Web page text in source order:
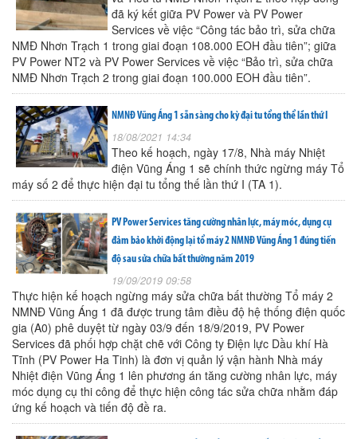
đã ký kết giữa PV Power và PV Power
Services về việc “Công tác bảo trì, sửa chữa
NMĐ Nhơn Trạch 1 trong giai đoạn 108.000 EOH đầu tiên”; giữa
PV Power NT2 và PV Power Services về việc “Bảo trì, sửa chữa
NMĐ Nhơn Trạch 2 trong giai đoạn 100.000 EOH đầu tiên”.
NMNĐ Vũng Áng 1 sẵn sàng cho kỳ đại tu tổng thể lần thứ I
18/08/2021 14:34
Theo kế hoạch, ngày 17/8, Nhà máy Nhiệt
điện Vũng Áng 1 sẽ chính thức ngừng máy Tổ
máy số 2 để thực hiện đại tu tổng thế lần thứ I (TA 1).
PV Power Services tăng cường nhân lực, máy móc, dụng cụ
đảm bảo khởi động lại tổ máy 2 NMNĐ Vũng Áng 1 đúng tiến
độ sau sửa chữa bất thường năm 2019
19/09/2019 09:58
Thực hiện kế hoạch ngừng máy sửa chữa bất thường Tổ máy 2
NMNĐ Vũng Áng 1 đã được trung tâm điều độ hệ thống điện quốc
gia (A0) phê duyệt từ ngày 03/9 đến 18/9/2019, PV Power
Services đã phối hợp chặt chẽ với Công ty Điện lực Dầu khí Hà
Tĩnh (PV Power Ha Tinh) là đơn vị quản lý vận hành Nhà máy
Nhiệt điện Vũng Áng 1 lên phương án tăng cường nhân lực, máy
móc dụng cụ thi công để thực hiện công tác sửa chữa nhằm đáp
ứng kế hoạch và tiến độ đề ra.